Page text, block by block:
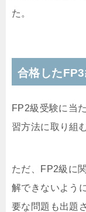
た。
合格した
FP2級受験に当
習方法に取り組
ただ、FP2級に
解できないよう
要な問題も出題